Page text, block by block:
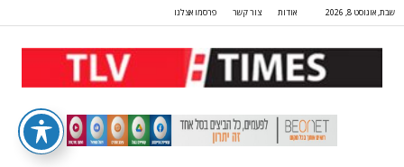
שבת, אוגוסט 8, 2026 אודות צור קשר פרסמו אצלנו